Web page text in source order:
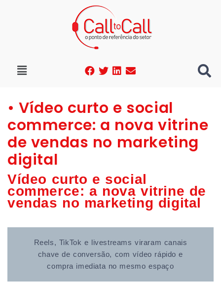
• Vídeo curto e social
commerce: a nova vitrine
de vendas no marketing
digital
Vídeo curto e social
commerce: a nova vitrine de
vendas no marketing digital
Reels, TikTok e livestreams viraram canais
chave de conversão, com vídeo rápido e
compra imediata no mesmo espaço